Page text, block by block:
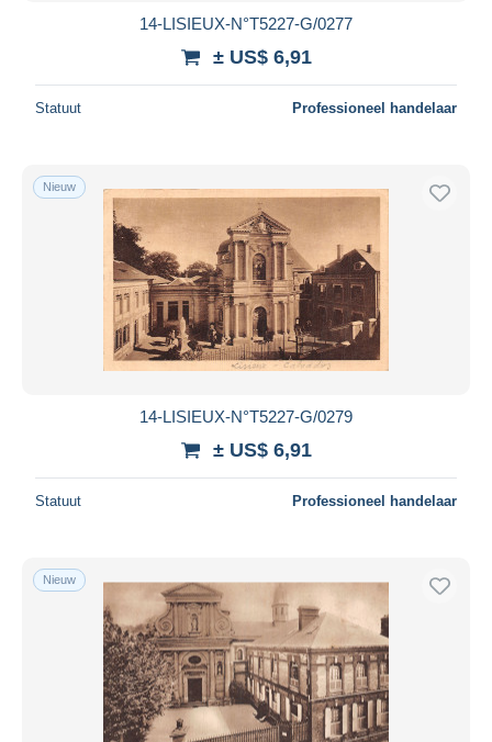
14-LISIEUX-N°T5227-G/0277
± US$ 6,91
Statuut Professioneel handelaar
Nieuw
14-LISIEUX-N°T5227-G/0279
± US$ 6,91
Statuut Professioneel handelaar
Nieuw